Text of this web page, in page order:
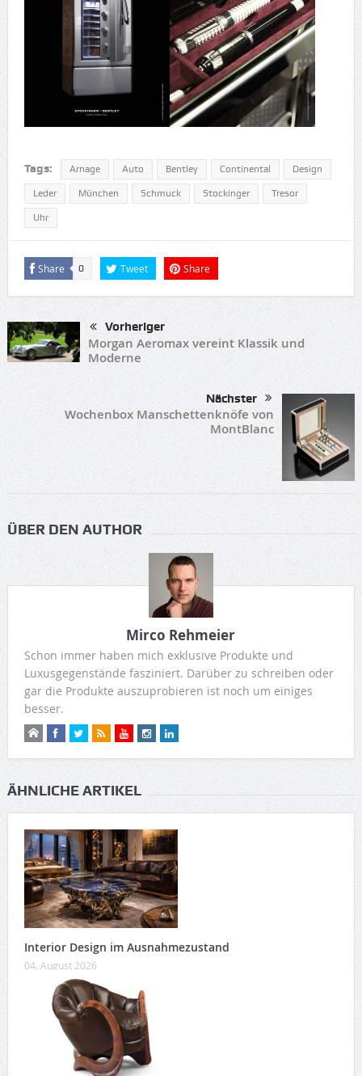
Tags: Arnage Auto Bentley Continental Design
Leder München Schmuck Stockinger Tresor
Uhr
Share 0 Tweet Share
Vorheriger
Morgan Aeromax vereint Klassik und
Moderne
Nächster
Wochenbox Manschettenknöfe von
MontBlanc
ÜBER DEN AUTHOR
Mirco Rehmeier
Schon immer haben mich exklusive Produkte und
Luxusgegenstände fasziniert. Darüber zu schreiben oder
gar die Produkte auszuprobieren ist noch um einiges
besser.
ÄHNLICHE ARTIKEL
Interior Design im Ausnahmezustand
04. August 2026